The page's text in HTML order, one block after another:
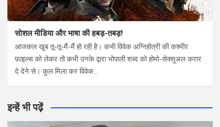
सोशल मीडिया और भाषा की हबड़-तबड़!
आजकल खूब तू-तू-मैं-मैं हो रही है। कभी विवेक अग्निहोत्री की कश्मीर
फ़ाइल्स को लेकर तो कभी उनके द्वारा भोपाली शब्द को होमो-सेक्सुअल करार
दे देने से। कुल मिला कर विवेक…
इन्हें भी पढ़ें